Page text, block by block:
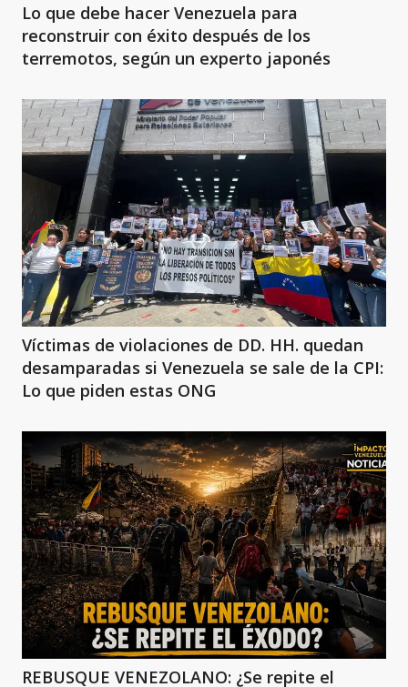
Lo que debe hacer Venezuela para
reconstruir con éxito después de los
terremotos, según un experto japonés
Víctimas de violaciones de DD. HH. quedan
desamparadas si Venezuela se sale de la CPI:
Lo que piden estas ONG
REBUSQUE VENEZOLANO: ¿Se repite el